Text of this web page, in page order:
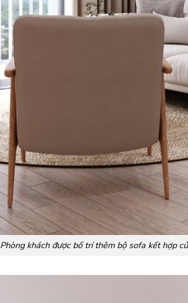
Phòng khách được bố trí thêm bộ sofa kết hợp